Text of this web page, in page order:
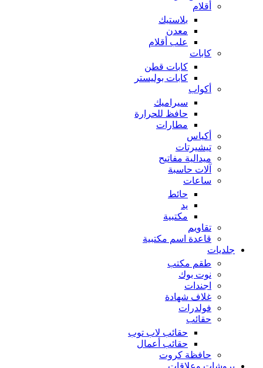
أقلام
بلاستيك
معدن
علب أقلام
كابات
كابات قطن
كابات بوليستر
أكواب
سيراميك
حافظ للحرارة
مطارات
أكياس
تيشيرتات
ميدالية مفاتيح
آلات حاسبة
ساعات
حائط
يد
مكتبية
تقاويم
قاعدة اسم مكتبية
جلديات
طقم مكتب
نوت بوك
اجندات
غلاف شهادة
فولدرات
حقائب
حقائب لاب توب
حقائب أعمال
حافظة كروت
بروشات وعلاقات